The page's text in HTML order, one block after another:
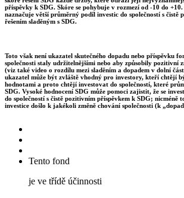
příspěvky k SDG. Skóre se pohybuje v rozmezí od -10 do +10.
naznačuje větší průměrný podíl investic do společností s čistě
řešením sladěným s SDG.
Toto však není ukazatel skutečného dopadu nebo příspěvku
společnosti staly udržitelnějšími nebo aby způsobily pozitivní
(viz také video o rozdílu mezi sladěním a dopadem v dolní
ukazatel může být zvláště vhodný pro investory, kteří chtějí
hodnotami a proto chtějí investovat do společností, které
SDG. Vysoké hodnocení SDG může pomoci zajistit, že se
do společností s čistě pozitivním příspěvkem k SDG; nicméně
investice došlo k jakékoli změně chování společnosti (k
Tento fond
je ve třídě účinnosti